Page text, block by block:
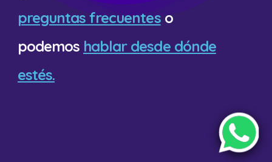
preguntas frecuenteso
podemos hablar desde dónde
estés.